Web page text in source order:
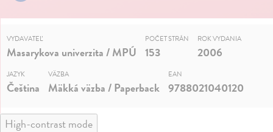
VYDAVATEĽ
Masarykova univerzita / MPÚ
POČET STRÁN
153
ROK VYDANIA
2006
JAZYK
Čeština
VÄZBA
Mäkká väzba / Paperback
EAN
9788021040120
High-contrast mode